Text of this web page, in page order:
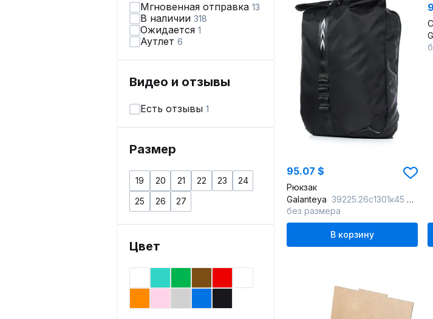
Мгновенная отправка 13
В наличии 318
Ожидается 1
Аутлет 6
Видео и отзывы
Есть отзывы 1
Размер
19 20 21 22 23
24
25
26 27
Цвет
95.07 $
Рюкзак
Galanteya 39225.26с1301к45 черный
без размера
В корзину